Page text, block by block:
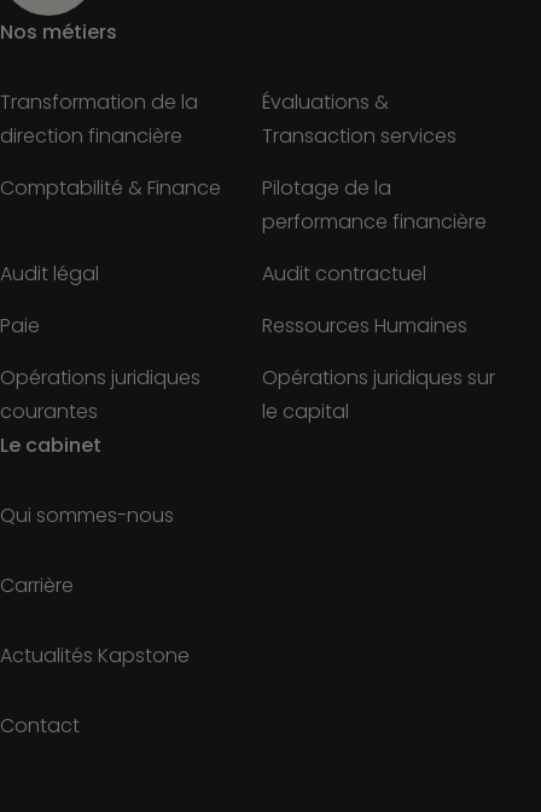
Nos métiers
Transformation de la
direction financière
Évaluations &
Transaction services
Comptabilité & Finance
Pilotage de la
performance financière
Audit légal
Audit contractuel
Paie
Ressources Humaines
Opérations juridiques
courantes
Opérations juridiques sur
le capital
Le cabinet
Qui sommes-nous
Carrière
Actualités Kapstone
Contact